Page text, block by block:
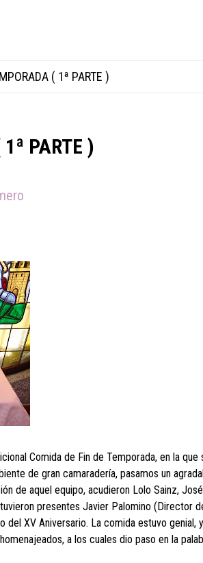
( 1ª PARTE )
PARTE )
Comida de Fin de Temporada, en la que
de gran camaradería, pasamos un
de aquel equipo, acudieron Lolo Sainz,
presentes Javier Palomino (Director
XV Aniversario. La comida estuvo genial,
a los cuales dio paso en la